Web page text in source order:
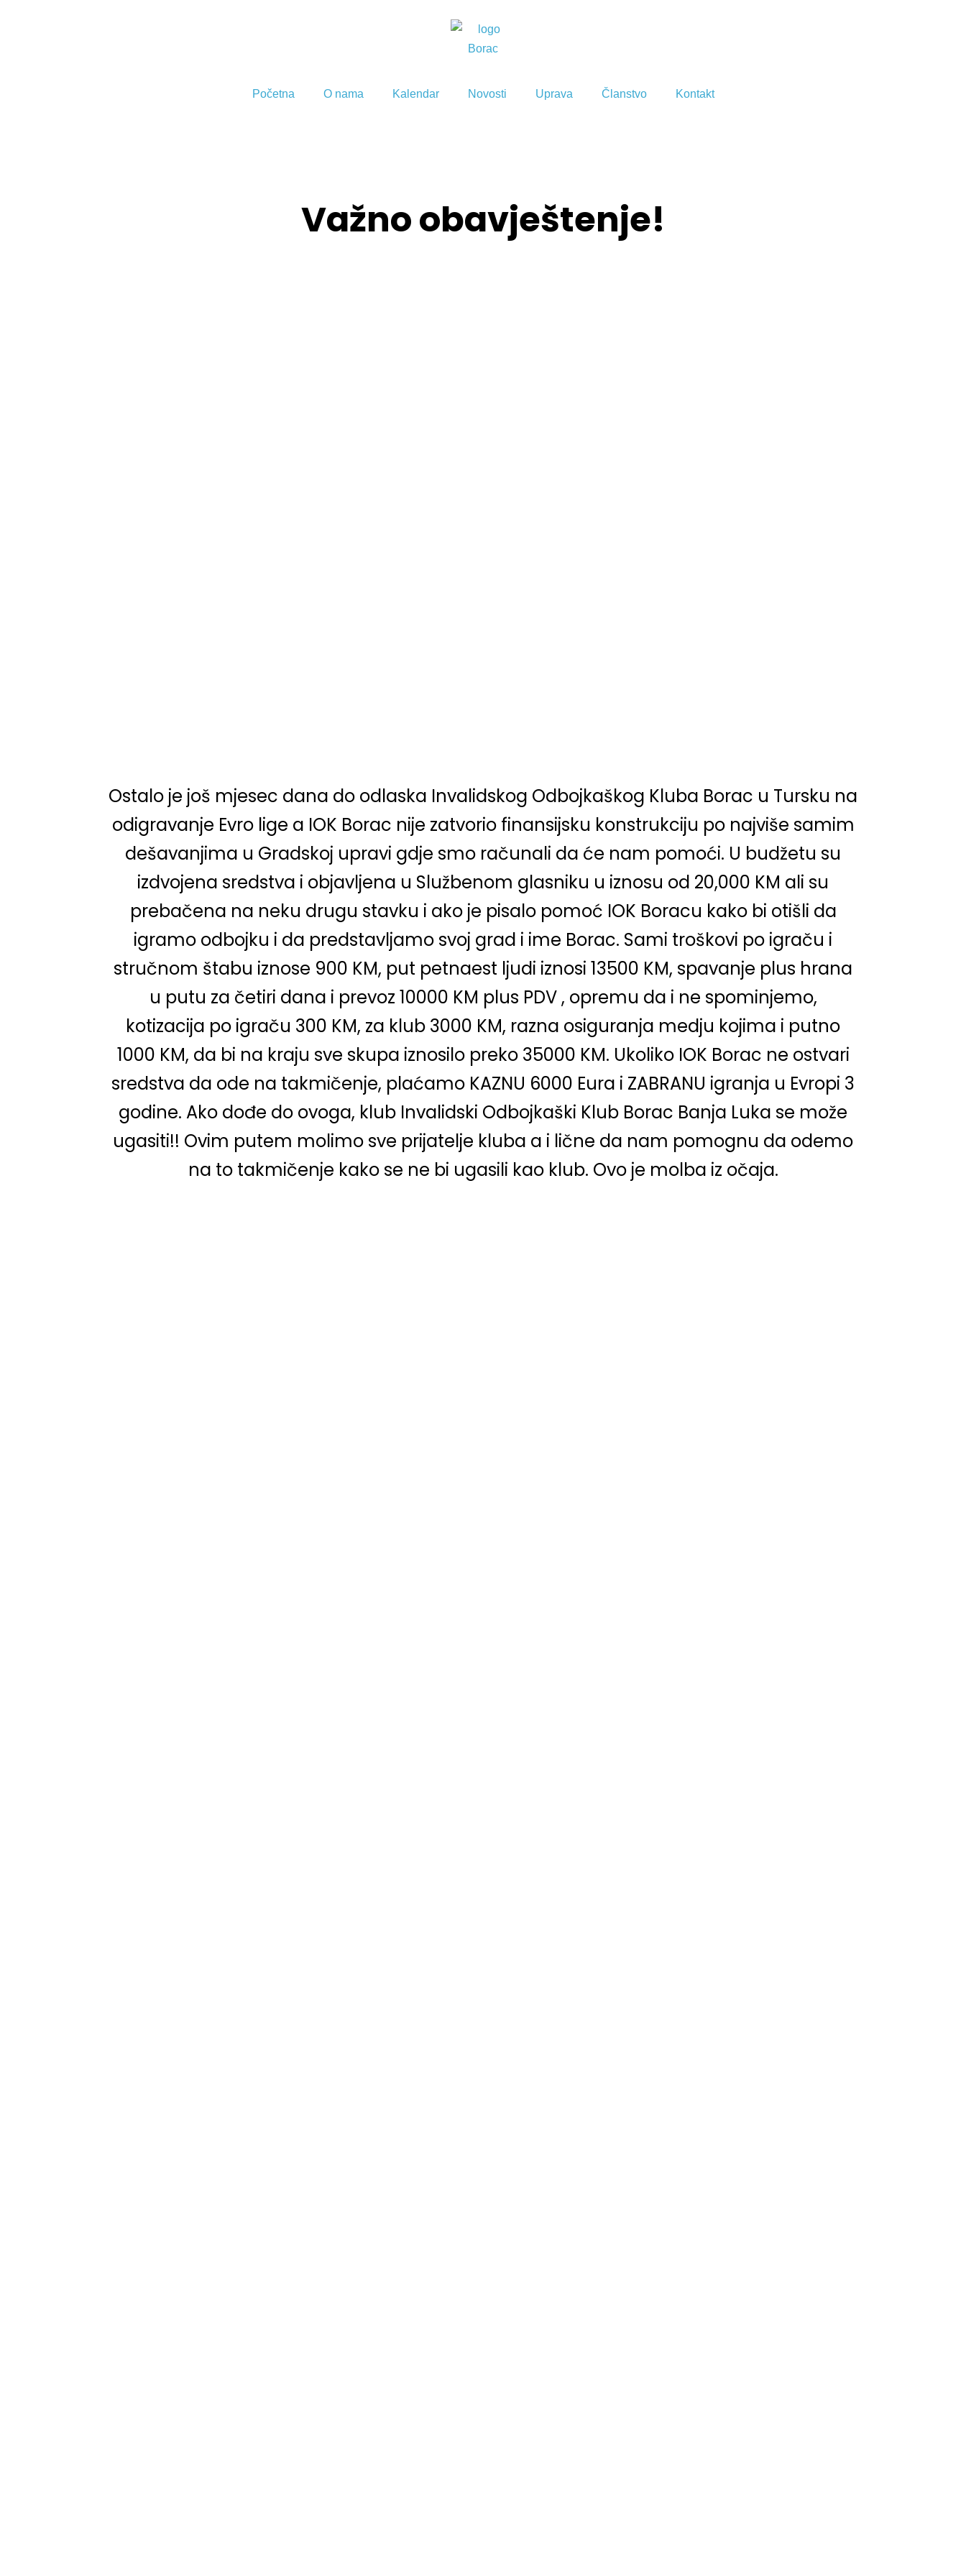
Početna O nama Kalendar Novosti Uprava Članstvo Kontakt
Važno obavještenje!
Ostalo je još mjesec dana do odlaska Invalidskog Odbojkaškog Kluba Borac u Tursku na
odigravanje Evro lige a IOK Borac nije zatvorio finansijsku konstrukciju po najviše samim
dešavanjima u Gradskoj upravi gdje smo računali da će nam pomoći. U budžetu su
izdvojena sredstva i objavljena u Službenom glasniku u iznosu od 20,000 KM ali su
prebačena na neku drugu stavku i ako je pisalo pomoć IOK Boracu kako bi otišli da
igramo odbojku i da predstavljamo svoj grad i ime Borac. Sami troškovi po igraču i
stručnom štabu iznose 900 KM, put petnaest ljudi iznosi 13500 KM, spavanje plus hrana
u putu za četiri dana i prevoz 10000 KM plus PDV , opremu da i ne spominjemo,
kotizacija po igraču 300 KM, za klub 3000 KM, razna osiguranja medju kojima i putno
1000 KM, da bi na kraju sve skupa iznosilo preko 35000 KM. Ukoliko IOK Borac ne ostvari
sredstva da ode na takmičenje, plaćamo KAZNU 6000 Eura i ZABRANU igranja u Evropi 3
godine. Ako dođe do ovoga, klub Invalidski Odbojkaški Klub Borac Banja Luka se može
ugasiti!! Ovim putem molimo sve prijatelje kluba a i lične da nam pomognu da odemo
na to takmičenje kako se ne bi ugasili kao klub. Ovo je molba iz očaja.